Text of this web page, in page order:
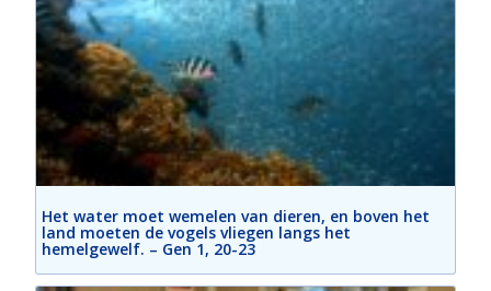
Het water moet wemelen van dieren, en boven het
land moeten de vogels vliegen langs het
hemelgewelf. – Gen 1, 20-23